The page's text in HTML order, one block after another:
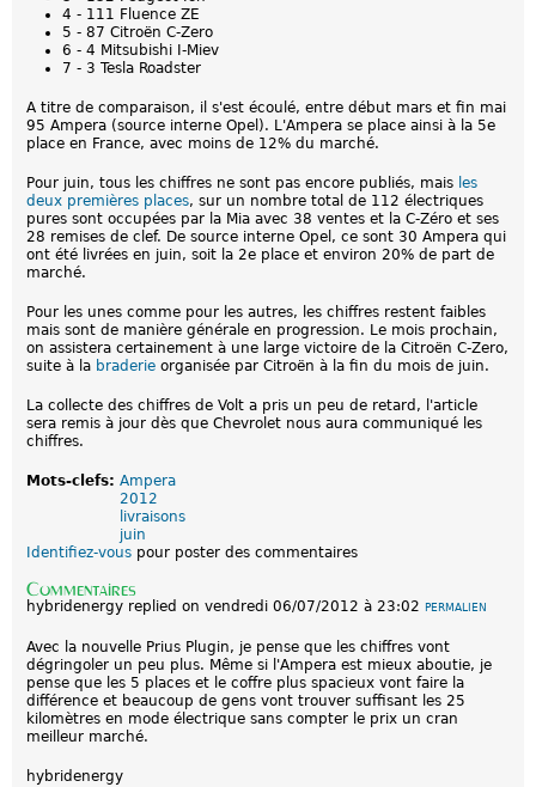
4 - 111 Fluence ZE
5 - 87 Citroën C-Zero
6 - 4 Mitsubishi I-Miev
7 - 3 Tesla Roadster
A titre de comparaison, il s'est écoulé, entre début mars et fin mai
95 Ampera (source interne Opel). L'Ampera se place ainsi à la 5e
place en France, avec moins de 12% du marché.
Pour juin, tous les chiffres ne sont pas encore publiés, mais les
deux premières places, sur un nombre total de 112 électriques
pures sont occupées par la Mia avec 38 ventes et la C-Zéro et ses
28 remises de clef. De source interne Opel, ce sont 30 Ampera qui
ont été livrées en juin, soit la 2e place et environ 20% de part de
marché.
Pour les unes comme pour les autres, les chiffres restent faibles
mais sont de manière générale en progression. Le mois prochain,
on assistera certainement à une large victoire de la Citroën C-Zero,
suite à la braderie organisée par Citroën à la fin du mois de juin.
La collecte des chiffres de Volt a pris un peu de retard, l'article
sera remis à jour dès que Chevrolet nous aura communiqué les
chiffres.
Mots-clefs: Ampera
2012
livraisons
juin
Identifiez-vous pour poster des commentaires
Commentaires
hybridenergy replied on vendredi 06/07/2012 à 23:02 PERMALIEN
Avec la nouvelle Prius Plugin, je pense que les chiffres vont
dégringoler un peu plus. Même si l'Ampera est mieux aboutie, je
pense que les 5 places et le coffre plus spacieux vont faire la
différence et beaucoup de gens vont trouver suffisant les 25
kilomètres en mode électrique sans compter le prix un cran
meilleur marché.
hybridenergy